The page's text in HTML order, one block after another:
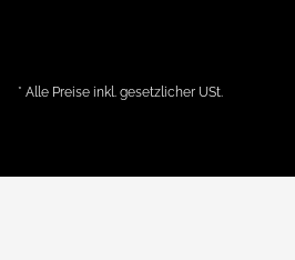
* Alle Preise inkl. gesetzlicher USt.